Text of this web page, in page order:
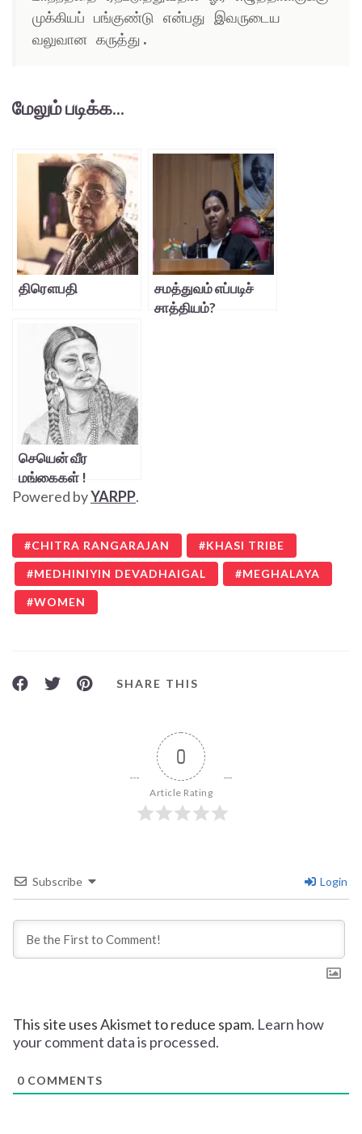
முக்கியப் பங்குண்டு என்பது இவருடைய
வலுவான கருத்து.
மேலும் படிக்க...
திரௌபதி
சமத்துவம் எப்படிச்
சாத்தியம்?
செயென் வீர
மங்கைகள் !
Powered byYARPP.
CHITRA RANGARAJAN KHASI TRIBE
MEDHINIYIN DEVADHAIGAL MEGHALAYA
WOMEN
SHARE THIS
0
Article Rating
Subscribe Login
This site uses Akismet to reduce spam. Learn how
your comment data is processed.
0 COMMENTS